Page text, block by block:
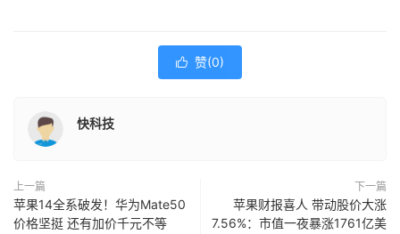
 赞(0)
快科技
上一篇
苹果14全系破发！华为Mate50
价格坚挺 还有加价千元不等
下一篇
苹果财报喜人 带动股价大涨
7.56%：市值一夜暴涨1761亿美